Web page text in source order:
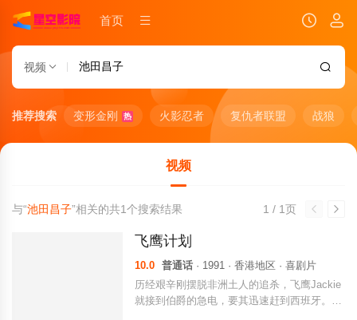
首页
视频
推荐搜索 变形金刚 热 火影忍者 复仇者联盟 战狼
视频
1 / 1页
与“池田昌子”相关的共1个搜索结果
飞鹰计划
10.0 普通话 · 1991 · 香港地区 · 喜剧片
历经艰辛刚摆脱非洲土人的追杀，飞鹰Jackie
就接到伯爵的急电，要其迅速赶到西班牙。二